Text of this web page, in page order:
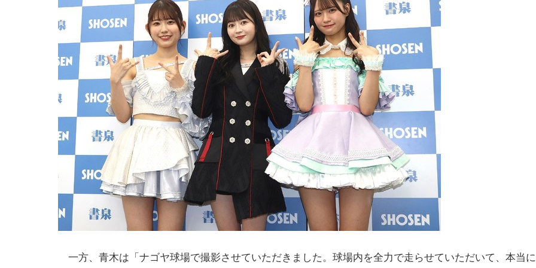
一方、青木は「ナゴヤ球場で撮影させていただきました。球場内を全力で走らせていただいて、本当